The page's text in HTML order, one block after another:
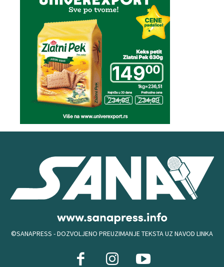
©SANAPRESS - DOZVOLJENO PREUZIMANJE TEKSTA UZ NAVOD LINKA